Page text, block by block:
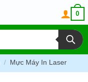
0
/ Mực Máy In Laser